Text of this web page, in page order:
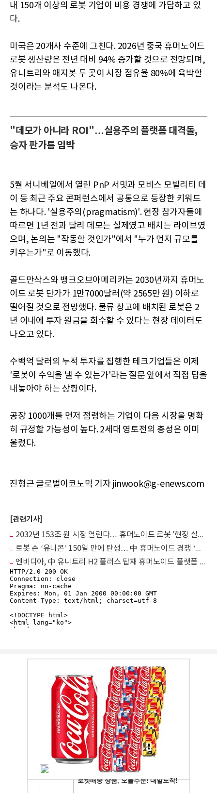
내 150개 이상의 로봇 기업이 비용 경쟁에 가담하고 있
다.
미국은 20개사 수준에 그친다. 2026년 중국 휴머노이드
로봇 생산량은 전년 대비 94% 증가할 것으로 전망되며,
유니트리와 애지봇 두 곳이 시장 점유율 80%에 육박할
것이라는 분석도 나온다.
"데모가 아니라 ROI"…실용주의 플랫폼 대격돌,
승자 판가름 임박
5월 서니베일에서 열린 PnP 서밋과 모비스 모빌리티 데
이 등 최근 주요 콘퍼런스에서 공통으로 등장한 키워드
는 하나다. '실용주의(pragmatism)'. 현장 참가자들에
따르면 1년 전과 달리 데모는 실제였고 배치는 라이브였
으며, 논의는 "작동할 것인가"에서 "누가 먼저 규모를
키우는가"로 이동했다.
골드만삭스와 뱅크오브아메리카는 2030년까지 휴머노
이드 로봇 단가가 1만7000달러(약 2565만 원) 이하로
떨어질 것으로 전망했다. 물류 창고에 배치된 로봇은 2
년 이내에 투자 원금을 회수할 수 있다는 현장 데이터도
나오고 있다.
수백억 달러의 누적 투자를 집행한 테크기업들은 이제
'로봇이 수익을 낼 수 있는가'라는 질문 앞에서 직접 답을
내놓아야 하는 상황이다.
공장 1000개를 먼저 점령하는 기업이 다음 시장을 명확
히 규정할 가능성이 높다. 2세대 영토전의 총성은 이미
울렸다.
진형근 글로벌이코노믹 기자 jinwook@g-enews.com
[관련기사]
2032년 153조 원 시장 열린다… 휴머노이드 로봇 '현장 실전' 시대
로봇 손 ‘유니콘’ 150일 만에 탄생… 中 휴머노이드 경쟁 ‘정점’
엔비디아, 中 유니트리 H2 플러스 탑재 휴머노이드 플랫폼 공식 출시